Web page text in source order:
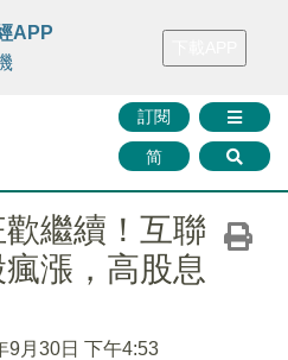
FINMETA 財華證券 媒體矩陣
訂閱
简
APP
歡繼續！互聯
漲，高股息
9月30日 下午4:53